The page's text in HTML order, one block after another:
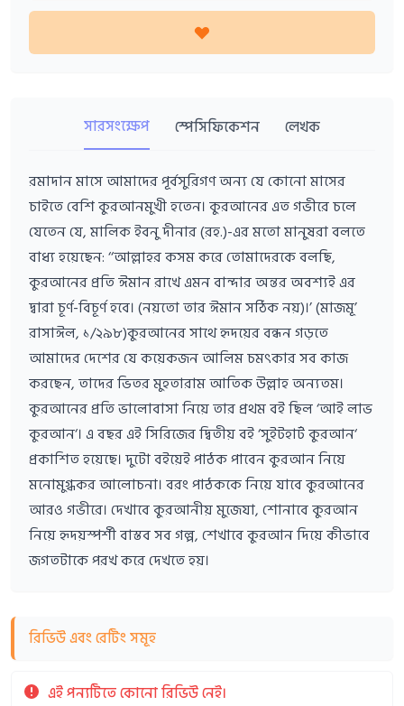
সারসংক্ষেপ স্পেসিফিকেশন লেখক
রমাদান মাসে আমাদের পূর্বসুরিগণ অন্য যে কোনো মাসের
চাইতে বেশি কুরআনমুখী হতেন। কুরআনের এত গভীরে চলে
যেতেন যে, মালিক ইবনু দীনার (রহ.)-এর মতো মানুষরা বলতে
বাধ্য হয়েছেন: ‘‘আল্লাহর কসম করে তোমাদেরকে বলছি,
কুরআনের প্রতি ঈমান রাখে এমন বান্দার অন্তর অবশ্যই এর
দ্বারা চূর্ণ-বিচূর্ণ হবে। (নয়তো তার ঈমান সঠিক নয়)।’ (মাজমূ’
রাসাঈল, ১/২৯৮)কুরআনের সাথে হৃদয়ের বন্ধন গড়তে
আমাদের দেশের যে কয়েকজন আলিম চমৎকার সব কাজ
করছেন, তাদের ভিতর মুহতারাম আতিক উল্লাহ অন্যতম।
কুরআনের প্রতি ভালোবাসা নিয়ে তার প্রথম বই ছিল ‘আই লাভ
কুরআন‘। এ বছর এই সিরিজের দ্বিতীয় বই ‘সুইটহার্ট কুরআন‘
প্রকাশিত হয়েছে। দুটো বইয়েই পাঠক পাবেন কুরআন নিয়ে
মনোমুগ্ধকর আলোচনা। বরং পাঠককে নিয়ে যাবে কুরআনের
আরও গভীরে। দেখাবে কুরআনীয় মুজেযা, শোনাবে কুরআন
নিয়ে হৃদয়স্পর্শী বাস্তব সব গল্প, শেখাবে কুরআন দিয়ে কীভাবে
জগতটাকে পরখ করে দেখতে হয়।
রিভিউ এবং রেটিং সমূহ
এই পন্যটিতে কোনো রিভিউ নেই।